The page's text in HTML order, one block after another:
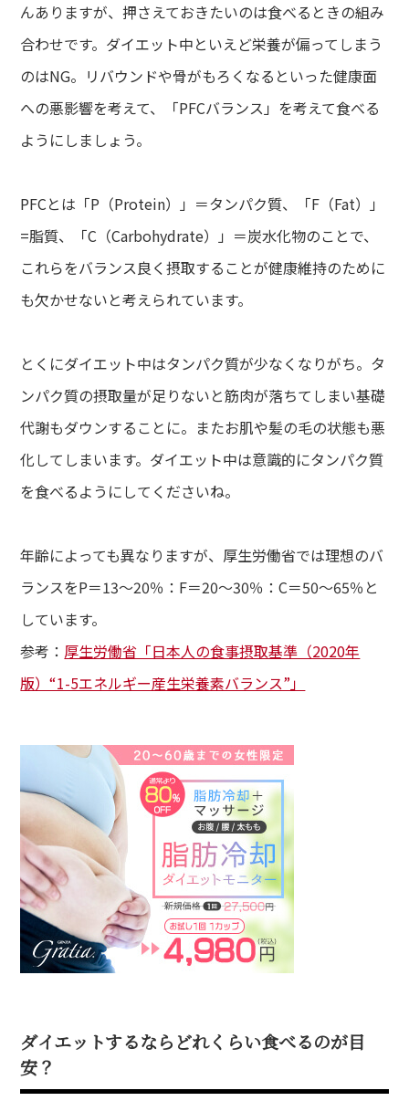
んありますが、押さえておきたいのは食べるときの組み
合わせです。ダイエット中といえど栄養が偏ってしまう
のはNG。リバウンドや骨がもろくなるといった健康面
への悪影響を考えて、「PFCバランス」を考えて食べる
ようにしましょう。
PFCとは「P（Protein）」＝タンパク質、「F（Fat）」
=脂質、「C（Carbohydrate）」＝炭水化物のことで、
これらをバランス良く摂取することが健康維持のために
も欠かせないと考えられています。
とくにダイエット中はタンパク質が少なくなりがち。タ
ンパク質の摂取量が足りないと筋肉が落ちてしまい基礎
代謝もダウンすることに。またお肌や髪の毛の状態も悪
化してしまいます。ダイエット中は意識的にタンパク質
を食べるようにしてくださいね。
年齢によっても異なりますが、厚生労働省では理想のバ
ランスをP＝13～20％：F＝20～30％：C＝50～65％と
しています。
参考： 厚生労働省「日本人の食事摂取基準（2020年
版）“1-5エネルギー産生栄養素バランス”」
ダイエットするならどれくらい食べるのが目
安？